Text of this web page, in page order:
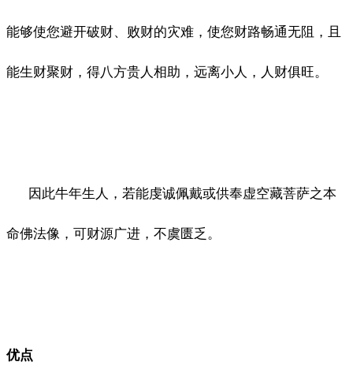
能够使您避开破财、败财的灾难，使您财路畅通无阻，且
能生财聚财，得八方贵人相助，远离小人，人财俱旺。
因此牛年生人，若能虔诚佩戴或供奉虚空藏菩萨之本
命佛法像，可财源广进，不虞匮乏。
优点